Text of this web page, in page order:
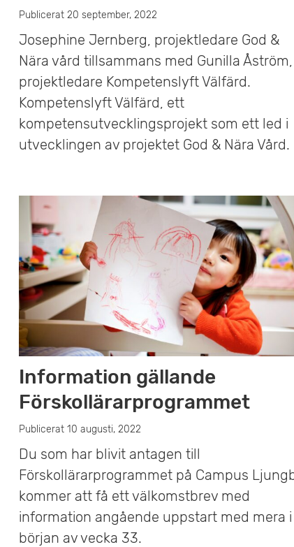
Publicerat 20 september, 2022
Josephine Jernberg, projektledare God &
Nära vård tillsammans med Gunilla Åström,
projektledare Kompetenslyft Välfärd.
Kompetenslyft Välfärd, ett
kompetensutvecklingsprojekt som ett led i
utvecklingen av projektet God & Nära Vård.
Information gällande
Förskollärarprogrammet
Publicerat 10 augusti, 2022
Du som har blivit antagen till
Förskollärarprogrammet på Campus
kommer att få ett välkomstbrev med
information angående uppstart med mera i
början av vecka 33.